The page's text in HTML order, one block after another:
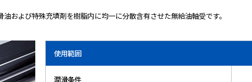
および特殊充填剤を樹脂内に均一に分散含有させた無給油軸受です。
使用範囲
潤滑条件